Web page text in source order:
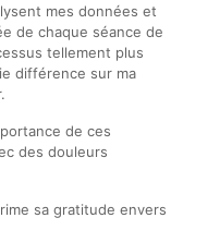
mes données et
de chaque séance de
tellement plus
différence sur ma
de ces
des douleurs
sa gratitude envers